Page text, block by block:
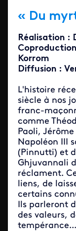
« Du
Réalisation :
Korrom
Diffusion :
L'histoire
siècle à nos
franc-
comme
Paoli,
Napoléon III
(Pinnutti) et
Ghjuvannali
réclament.
liens, de
certains
Ils parleront
des valeurs,
tempérance...